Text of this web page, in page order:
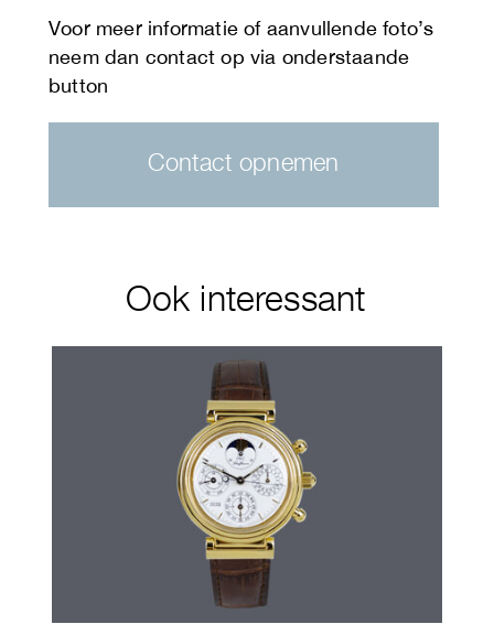
Contact opnemen
Ook interessant